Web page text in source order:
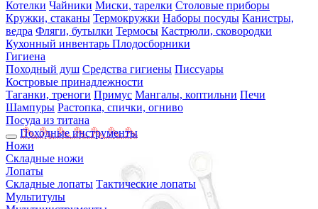
Котелки Чайники Миски, тарелки Столовые приборы
Кружки, стаканы Термокружки Наборы посуды Канистры,
ведра Фляги, бутылки Термосы Кастрюли, сковородки
Кухонный инвентарь Плодосборники
Гигиена
Походный душ Средства гигиены Писсуары
Костровые принадлежности
Таганки, треноги Примус Мангалы, коптильни Печи
Шампуры Растопка, спички, огниво
Посуда из титана
Походные инструменты
Ножи
Складные ножи
Лопаты
Складные лопаты Тактические лопаты
Мультитулы